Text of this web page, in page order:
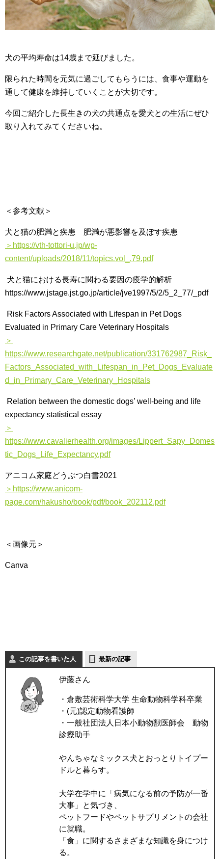
犬の平均寿命は14歳まで延びました。
限られた時間を元気に過ごしてもらうには、食事や運動を
通して健康を維持していくことが大切です。
今回ご紹介した長生きの犬の共通点を愛犬との生活にぜひ
取り入れてみてくださいね。
＜参考文献＞
犬と猫の肥満と疾患 肥満が悪影響を及ぼす疾患
＞https://vth-tottori-u.jp/wp-
content/uploads/2018/11/topics.vol_.79.pdf
犬と猫における長寿に関わる要因の疫学的解析
https://www.jstage.jst.go.jp/article/jve1997/5/2/5_2_77/_pdf
Risk Factors Associated with Lifespan in Pet Dogs
Evaluated in Primary Care Veterinary Hospitals
＞
https://www.researchgate.net/publication/331762987_Risk_
Factors_Associated_with_Lifespan_in_Pet_Dogs_Evaluate
d_in_Primary_Care_Veterinary_Hospitals
Relation between the domestic dogs’ well-being and life
expectancy statistical essay
＞
https://www.cavalierhealth.org/images/Lippert_Sapy_Domes
tic_Dogs_Life_Expectancy.pdf
アニコム家庭どうぶつ白書2021
＞https://www.anicom-
page.com/hakusho/book/pdf/book_202112.pdf
＜画像元＞
Canva
この記事を書いた人 最新の記事
伊藤さん
・倉敷芸術科学大学 生命動物科学科卒業
・(元)認定動物看護師
・一般社団法人日本小動物獣医師会 動物
診療助手
やんちゃなミックス犬とおっとりトイプー
ドルと暮らす。
大学在学中に「病気になる前の予防が一番
大事」と気づき、
ペットフードやペットサプリメントの会社
に就職。
「食」に関するさまざまな知識を身につけ
る。